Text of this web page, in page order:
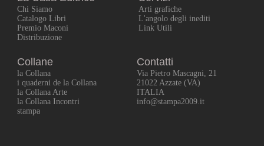
Chi Siamo
Catalogo Libri
Premio Maconi
Distribuzione
Arti grafiche
L'angolo degli inediti
Link Utili
Collane
la Collana
i quaderni de la Collana
la Collana Arte
la Collana Incontri
stampa
Contatti
Via Pietro Mascagni, 21
21022 Azzate (VA)
ITALIA
info@stampa2009.it